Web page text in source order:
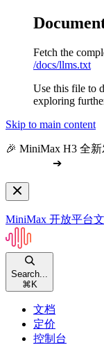
Fetch the
/docs/llms.txt
Use this file to
exploring
Skip to main content
🎉 MiniMax H3 全
➔
MiniMax 开放平台
Search...
⌘ K
文档
定价
控制台